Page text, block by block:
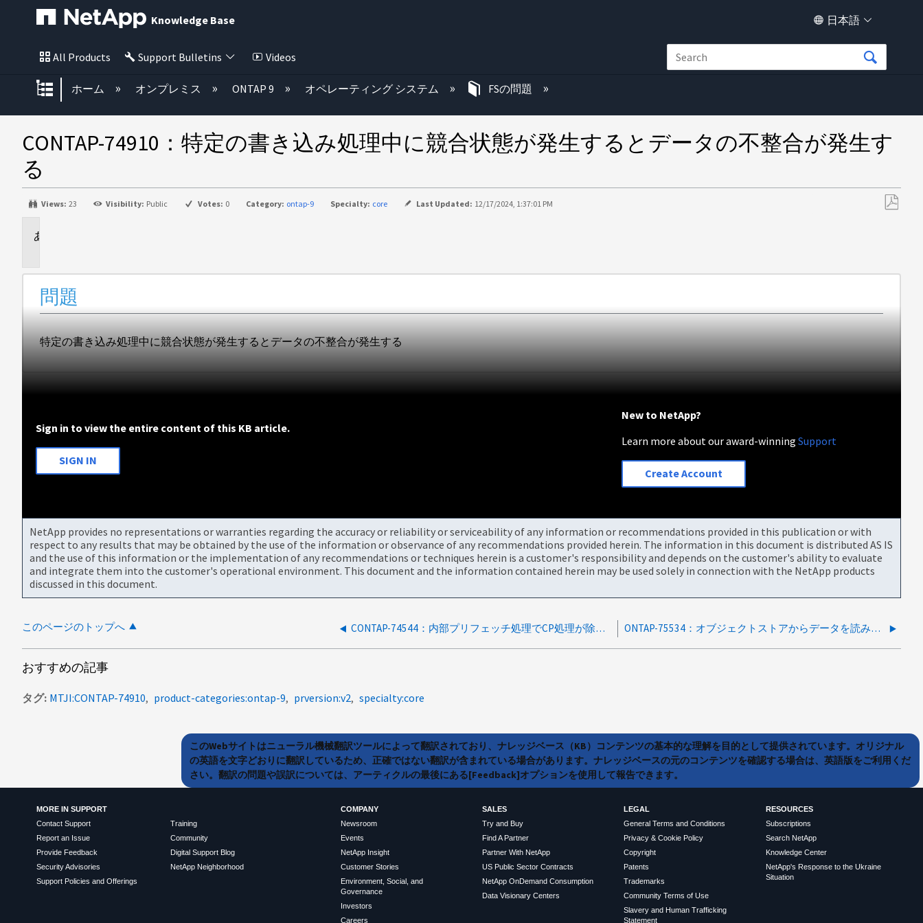
Knowledge Base 日本語
All Products Support Bulletins Videos
グローバル階層を展開/折りたたむ
ホーム オンプレミス ONTAP 9 オペレーティング システム FSの問題
CONTAP-74910：特定の書き込み処理中に競合状態が発生するとデータの不整合が発生す
る
保
Views: 23 Visibility: Public Votes: 0 Category: ontap-9 Specialty: core Last Updated: 12/17/2024, 1:37:01 PM
問題
特定の書き込み処理中に競合状態が発生するとデータの不整合が発生する
Sign in to view the entire content of this KB article.
SIGN IN
New to NetApp?
Learn more about our award-winningSupport
Create Account
NetApp provides no representations or warranties regarding the accuracy or reliability or serviceability of any information or recommendations provided in this publication or with
respect to any results that may be obtained by the use of the information or observance of any recommendations provided herein. The information in this document is distributed AS IS
and the use of this information or the implementation of any recommendations or techniques herein is a customer's responsibility and depends on the customer's ability to evaluate
and integrate them into the customer's operational environment. This document and the information contained herein may be used solely in connection with the NetApp products
discussed in this document.
このページのトップへ CONTAP-74544：内部プリフェッチ処理でCP処理が除外され、書き込みが遅延することがある ONTAP-75534：オブジェクトストアからデータを読み出すときにFabricPoolの読み取りパフォーマンスが低下する
おすすめの記事
タグ MTJI:CONTAP-74910 product-categories:ontap-9 prversion:v2 specialty:core
このWebサイトはニューラル機械翻訳ツールによって翻訳されており、ナレッジベース（KB）コンテンツの基本的な理解を目的として提供されています。オリジナル
の英語を文字どおりに翻訳しているため、正確ではない翻訳が含まれている場合があります。ナレッジベースの元のコンテンツを確認する場合は、英語版をご利用くだ
さい。翻訳の問題や誤訳については、アーティクルの最後にある[Feedback]オプションを使用して報告できます。
MORE IN SUPPORT
Contact Support
Report an Issue
Provide Feedback
Security Advisories
Support Policies and Offerings
Training
Community
Digital Support Blog
NetApp Neighborhood
COMPANY
Newsroom
Events
NetApp Insight
Customer Stories
Environment, Social, and
Governance
Investors
Careers
SALES
Try and Buy
Find A Partner
Partner With NetApp
US Public Sector Contracts
NetApp OnDemand Consumption
Data Visionary Centers
LEGAL
General Terms and Conditions
Privacy & Cookie Policy
Copyright
Patents
Trademarks
Community Terms of Use
Slavery and Human Trafficking
Statement
RESOURCES
Subscriptions
Search NetApp
Knowledge Center
NetApp's Response to the Ukraine
Situation